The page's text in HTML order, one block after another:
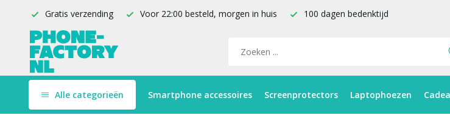
Gratis verzending Voor 22:00 besteld, morgen in huis 100 dagen bedenktijd
Alle categorieën Smartphone accessoires Screenprotectors Laptophoezen